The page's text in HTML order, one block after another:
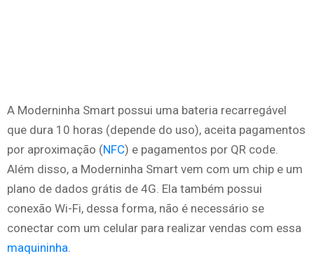
A Moderninha Smart possui uma bateria recarregável
que dura 10 horas (depende do uso), aceita pagamentos
por aproximação (NFC) e pagamentos por QR code.
Além disso, a Moderninha Smart vem com um chip e um
plano de dados grátis de 4G. Ela também possui
conexão Wi-Fi, dessa forma, não é necessário se
conectar com um celular para realizar vendas com essa
maquininha.